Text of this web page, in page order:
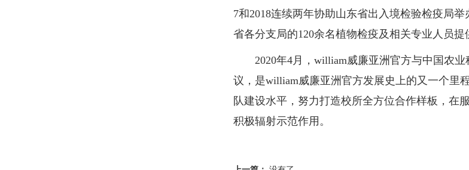
7和2018连续两年协助山东省出入境检验检疫局
省各分支局的120余名植物检疫及相关专业人员提
2020年4月，william威廉亚洲官方与中国农业
议，是william威廉亚洲官方发展史上的又一个里
队建设水平，努力打造校所全方位合作样板，在
积极辐射示范作用。